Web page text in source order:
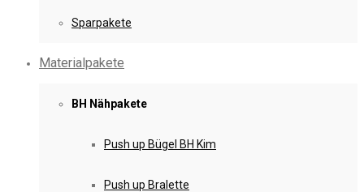
Sparpakete
Materialpakete
BH Nähpakete
Push up Bügel BH Kim
Push up Bralette